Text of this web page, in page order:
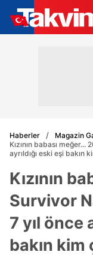
Haberler
Magazin
Kızının babası
ayrıldığı eski eşi bakın
Kızının
Survivor
7 yıl önce
bakın kim